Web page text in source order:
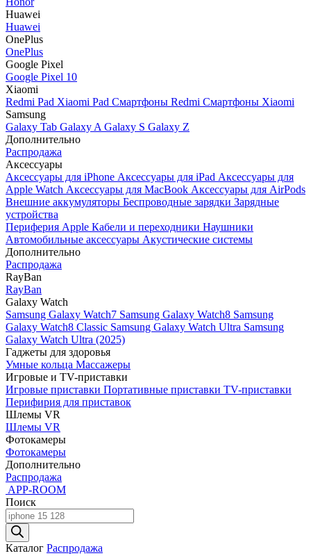
Huawei
Huawei
OnePlus
OnePlus
Google Pixel
Google Pixel 10
Xiaomi
Redmi Pad Xiaomi Pad Смартфоны Redmi Смартфоны Xiaomi
Samsung
Galaxy Tab Galaxy A Galaxy S Galaxy Z
Дополнительно
Распродажа
Аксессуары
Аксессуары для iPhone Аксессуары для iPad Аксессуары для
Apple Watch Аксессуары для MacBook Аксессуары для AirPods
Внешние аккумуляторы Беспроводные зарядки Зарядные
устройства
Периферия Apple Кабели и переходники Наушники
Автомобильные аксессуары Акустические системы
Дополнительно
Распродажа
RayBan
RayBan
Galaxy Watch
Samsung Galaxy Watch7 Samsung Galaxy Watch8 Samsung
Galaxy Watch8 Classic Samsung Galaxy Watch Ultra Samsung
Galaxy Watch Ultra (2025)
Гаджеты для здоровья
Умные кольца Массажеры
Игровые и TV-приставки
Игровые приставки Портативные приставки TV-приставки
Перифирия для приставок
Шлемы VR
Шлемы VR
Фотокамеры
Фотокамеры
Дополнительно
Распродажа
APP-ROOM
Поиск
Поиск
товаров
Каталог Распродажа